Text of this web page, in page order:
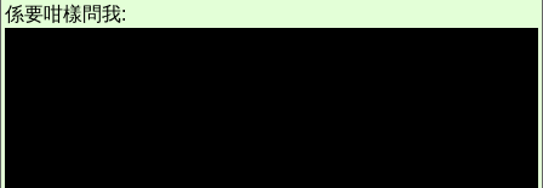
係要咁樣問我: